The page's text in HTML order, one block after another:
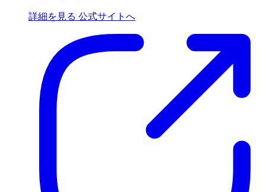
詳細を見る 公式サイトへ